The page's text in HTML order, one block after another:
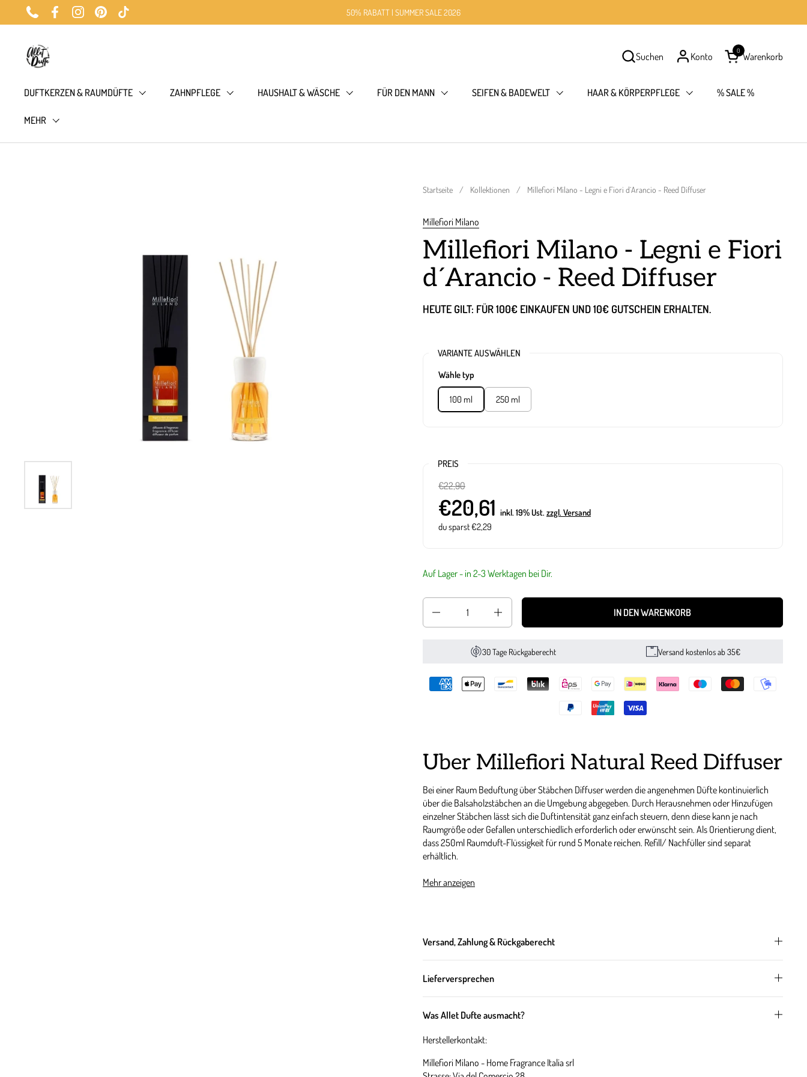
Zum Inhalt springen
PhoneFacebookInstagramPinterestTikTok
50% RABATT | SUMMER SALE 2026
Suchen Konto
Warenkorb öffnen
Warenkorb
0
DUFTKERZEN & RAUMDÜFTE ZAHNPFLEGE HAUSHALT & WÄSCHE FÜR DEN MANN SEIFEN & BADEWELT HAAR & KÖRPERPFLEGE % SALE %
MEHR
Startseite / Kollektionen / Millefiori Milano - Legni e Fiori d´Arancio - Reed Diffuser
Millefiori Milano
Millefiori Milano - Legni e Fiori
d´Arancio - Reed Diffuser
HEUTE GILT: FÜR 100€ EINKAUFEN UND 10€ GUTSCHEIN ERHALTEN.
VARIANTE AUSWÄHLEN
Wähle typ
100 ml 250 ml
PREIS
€20,61 inkl. 19% Ust. zzgl. Versand
€22,90
du sparst €2,29
Auf Lager - in 2-3 Werktagen bei Dir.
IN DEN WARENKORB
30 Tage Rückgaberecht Versand kostenlos ab 35€
Mehr anzeigen
Über Millefiori Natural Reed Diffuser
Bei einer Raum Beduftung über Stäbchen Diffuser werden die angenehmen Düfte kontinuierlich
über die Balsaholzstäbchen an die Umgebung abgegeben. Durch Herausnehmen oder Hinzufügen
einzelner Stäbchen lässt sich die Duftintensität ganz einfach steuern, denn diese kann je nach
Raumgröße oder Gefallen unterschiedlich erforderlich oder erwünscht sein. Als Orientierung dient,
dass 250ml Raumduft-Flüssigkeit für rund 5 Monate reichen. Refill/ Nachfüller sind separat
erhältlich.
Über diesen Duft
Duftnote:
Kopfnote:Neroli, Bergamotte, Petitgrain, Maiglöckchen
Über dieses Produkt
Versand, Zahlung & Rückgaberecht
Lieferversprechen
Was Allet Dufte ausmacht?
Herstellerkontakt:
Millefiori Milano - Home Fragrance Italia srl